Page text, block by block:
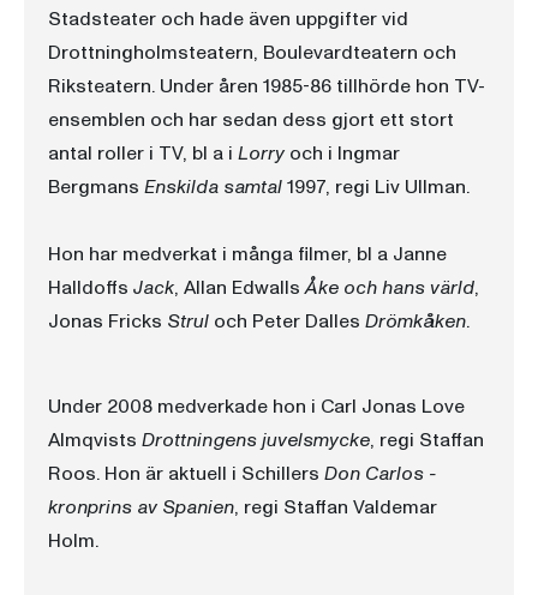
Stadsteater och hade även uppgifter vid
Drottningholmsteatern, Boulevardteatern och
Riksteatern. Under åren 1985-86 tillhörde hon TV-
ensemblen och har sedan dess gjort ett stort
antal roller i TV, bl a i Lorry och i Ingmar
Bergmans Enskilda samtal1997, regi Liv Ullman.
Hon har medverkat i många filmer, bl a Janne
Halldoffs Jack, Allan EdwallsÅke och hans värld,
Jonas Fricks Strul och Peter Dalles Drömkåken.
Under 2008 medverkade hon i Carl Jonas Love
Almqvists Drottningens juvelsmycke, regi Staffan
Roos. Hon är aktuell i Schillers Don Carlos -
kronprins av Spanien, regi Staffan Valdemar
Holm.